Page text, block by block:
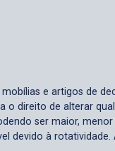
e artigos de
o direito de alterar
ser maior,
devido à